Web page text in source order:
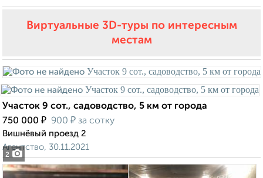
Виртуальные 3D-туры по интересным
местам
2
Участок 9 сот., садоводство, 5 км от города
750 000 ₽ 900 ₽ за сотку
Вишнёвый проезд 2
Агентство, 30.11.2021